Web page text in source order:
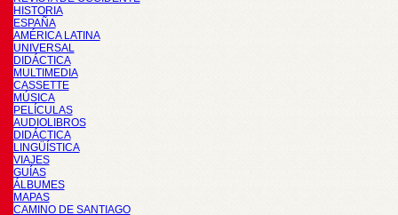
HISTORIA
ESPAÑA
AMÉRICA LATINA
UNIVERSAL
DIDÁCTICA
MULTIMEDIA
CASSETTE
MÚSICA
PELÍCULAS
AUDIOLIBROS
DIDÁCTICA
LINGÜÍSTICA
VIAJES
GUÍAS
ÁLBUMES
MAPAS
CAMINO DE SANTIAGO